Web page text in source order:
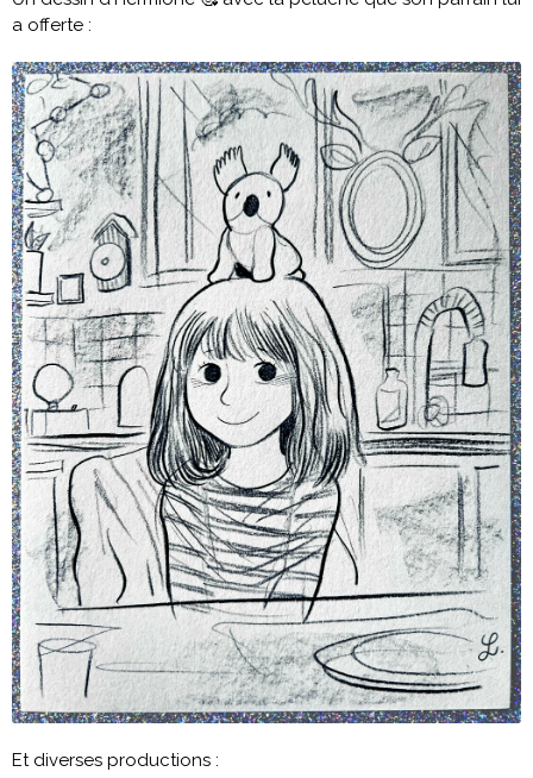
a offerte :
Et diverses productions :